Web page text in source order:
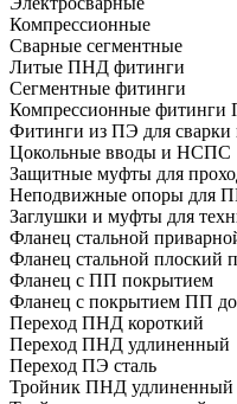
Компрессионные
Сварные сегментные
Литые ПНД фитинги
Сегментные фитинги
Компрессионные
Фитинги из ПЭ для сварки
Цокольные вводы и НСПС
Защитные муфты для
Неподвижные опоры для
Заглушки и муфты для
Фланец стальной
Фланец стальной плоский
Фланец с ПП покрытием
Фланец с покрытием ПП
Переход ПНД короткий
Переход ПНД удлиненный
Переход ПЭ сталь
Тройник ПНД удлиненный